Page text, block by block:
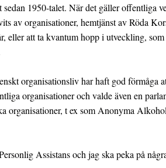
1950-talet. När det gäller offentliga
av organisationer, hemtjänst av Röda
eller att ta kvantum hopp i utveckling,
organisationsliv har haft god
organisationer och valde även en
organisationer, t ex som Anonyma
Assistans och jag ska peka på